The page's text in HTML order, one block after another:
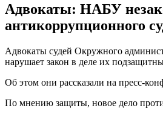
Адвокаты: НАБУ
антикоррупционного
Адвокаты судей Окружного
нарушает закон в деле их
Об этом они рассказали на пресс-
По мнению защиты, новое дело